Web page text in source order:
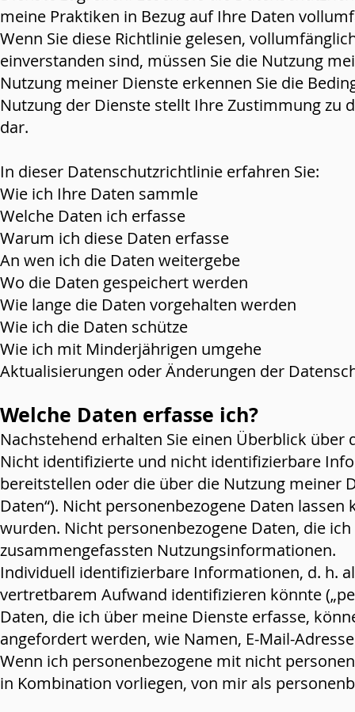
meine Praktiken in Bezug auf Ihre Daten
Wenn Sie diese Richtlinie gelesen,
einverstanden sind, müssen Sie die Nutzung
Nutzung meiner Dienste erkennen Sie die
Nutzung der Dienste stellt Ihre Zustimmung zu
dar.
In dieser Datenschutzrichtlinie erfahren Sie:
Wie ich Ihre Daten sammle
Welche Daten ich erfasse
Warum ich diese Daten erfasse
An wen ich die Daten weitergebe
Wo die Daten gespeichert werden
Wie lange die Daten vorgehalten werden
Wie ich die Daten schütze
Wie ich mit Minderjährigen umgehe
Aktualisierungen oder Änderungen der
Welche Daten erfasse ich?
Nachstehend erhalten Sie einen Überblick über
Nicht identifizierte und nicht identifizierbare
bereitstellen oder die über die Nutzung meiner
Daten“). Nicht personenbezogene Daten
wurden. Nicht personenbezogene Daten, die
zusammengefassten Nutzungsinformationen.
Individuell identifizierbare Informationen, d. h.
vertretbarem Aufwand identifizieren könnte
Daten, die ich über meine Dienste erfasse,
angefordert werden, wie Namen, E-Mail-
Wenn ich personenbezogene mit nicht
in Kombination vorliegen, von mir als